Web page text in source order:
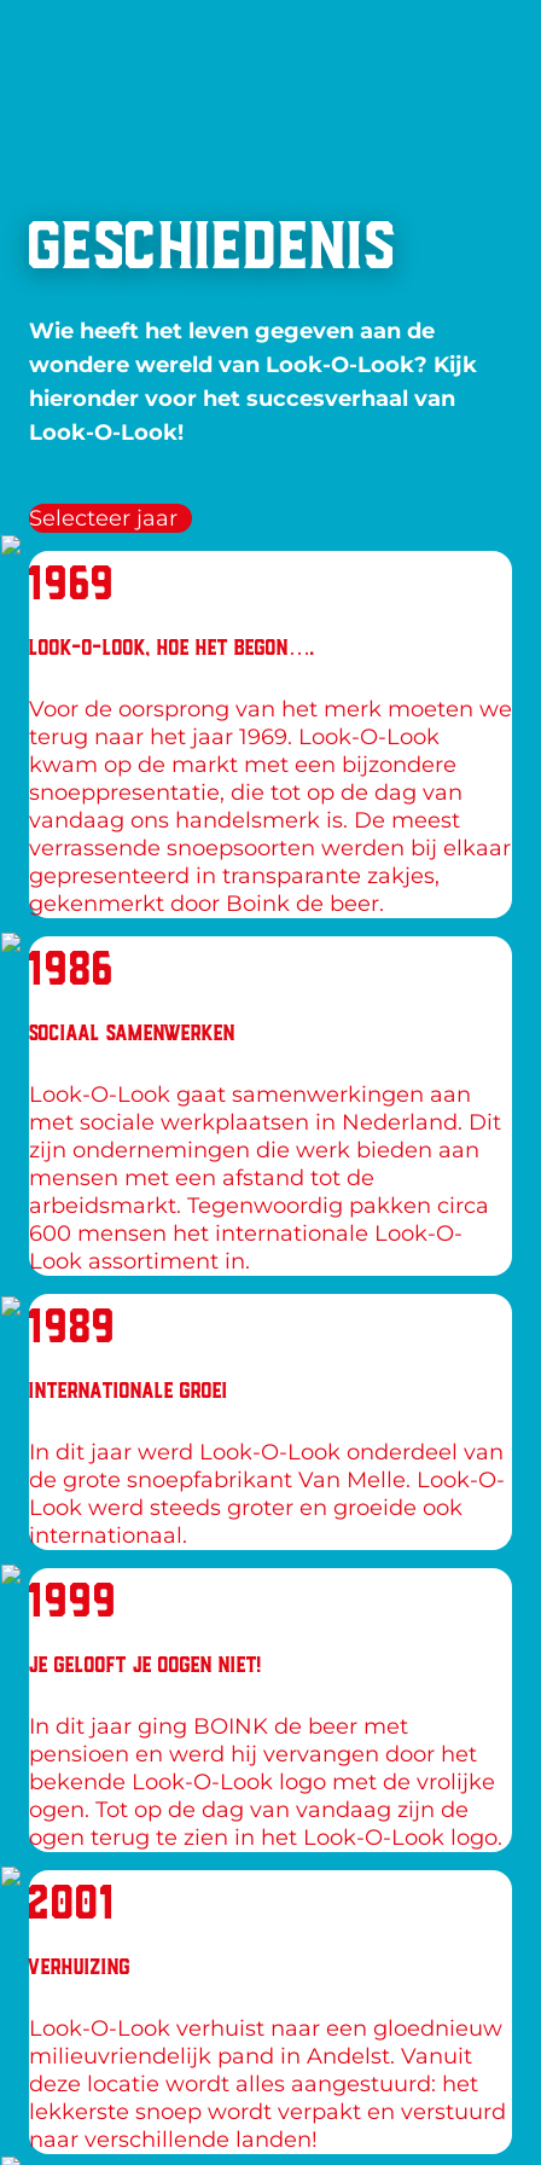
Geschiedenis
Wie heeft het leven gegeven aan de
wondere wereld van Look-O-Look? Kijk
hieronder voor het succesverhaal van
Look-O-Look!
Selecteer jaar
1969
LOOK-O-LOOK, HOE HET BEGON….
Voor de oorsprong van het merk moeten we
terug naar het jaar 1969. Look-O-Look
kwam op de markt met een bijzondere
snoeppresentatie, die tot op de dag van
vandaag ons handelsmerk is. De meest
verrassende snoepsoorten werden bij elkaar
gepresenteerd in transparante zakjes,
gekenmerkt door Boink de beer.
1986
SOCIAAL SAMENWERKEN
Look-O-Look gaat samenwerkingen aan
met sociale werkplaatsen in Nederland. Dit
zijn ondernemingen die werk bieden aan
mensen met een afstand tot de
arbeidsmarkt. Tegenwoordig pakken circa
600 mensen het internationale Look-O-
Look assortiment in.
1989
INTERNATIONALE GROEI
In dit jaar werd Look-O-Look onderdeel van
de grote snoepfabrikant Van Melle. Look-O-
Look werd steeds groter en groeide ook
internationaal.
1999
JE GELOOFT JE OOGEN NIET!
In dit jaar ging BOINK de beer met
pensioen en werd hij vervangen door het
bekende Look-O-Look logo met de vrolijke
ogen. Tot op de dag van vandaag zijn de
ogen terug te zien in het Look-O-Look logo.
2001
VERHUIZING
Look-O-Look verhuist naar een gloednieuw
milieuvriendelijk pand in Andelst. Vanuit
deze locatie wordt alles aangestuurd: het
lekkerste snoep wordt verpakt en verstuurd
naar verschillende landen!